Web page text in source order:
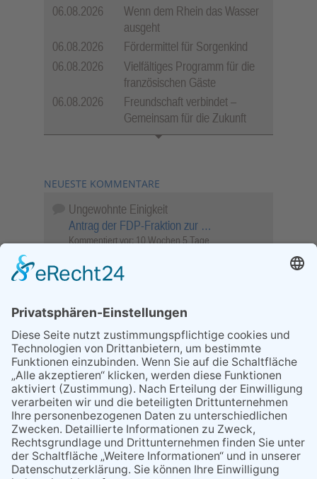
06.08.2026
Wenn dem Rhein das Wasser
ausgeht
06.08.2026
Fördermittel für Sorgenkind
06.08.2026
Vielfältiges Programm für die
französischen Gäste
06.08.2026
Freundschaft verbindet –
Gemeinsam für die Zukunft
NEUESTE KOMMENTARE
Ungewohnte Einigkeit
Antrag der FDP-Fraktion zur …
Kommentiert vor: 10 Wochen 5 Tage
Objekt …
Kommentiert vor: 25 Wochen 6 Tage
Sperrung für Wassersportler schlägt hohe
Wellen
Sperrung der Stillgewässer
Kommentiert vor:1 Jahr 50 Wochen
Literarischer Rückblick
Alte Schule
Kommentiert vor:3 Jahre 18 Wochen
Abschaltung der Straßenbeleuchtung
Abschaltung der Strassenbeleuchtung
Kommentiert vor:3 Jahre 29 Wochen